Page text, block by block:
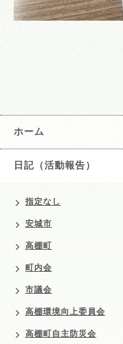
ホーム
日記（活動報告）
指定なし
安城市
高棚町
町内会
市議会
高棚環境向上委員会
高棚町自主防災会